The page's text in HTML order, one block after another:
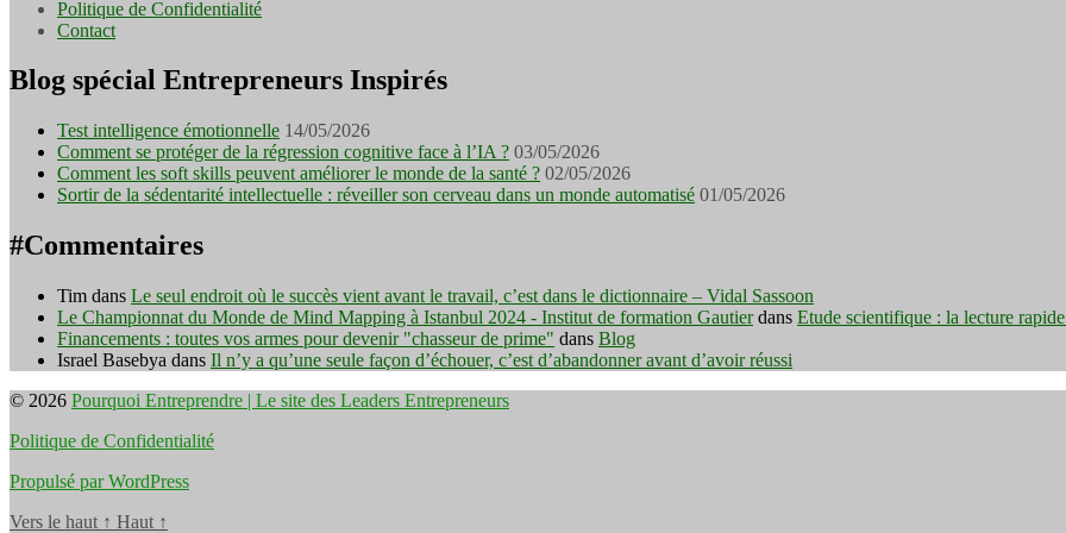
Politique de Confidentialité
Contact
Blog spécial Entrepreneurs Inspirés
Test intelligence émotionnelle 14/05/2026
Comment se protéger de la régression cognitive face à l’IA ? 03/05/2026
Comment les soft skills peuvent améliorer le monde de la santé ? 02/05/2026
Sortir de la sédentarité intellectuelle : réveiller son cerveau dans un monde automatisé 01/05/2026
#Commentaires
Tim dans Le seul endroit où le succès vient avant le travail, c’est dans le dictionnaire – Vidal Sassoon
Le Championnat du Monde de Mind Mapping à Istanbul 2024 - Institut de formation Gautierdans Etude scientifique : la lecture
Financements : toutes vos armes pour devenir "chasseur de prime" dans Blog
Israel Basebya dans Il n’y a qu’une seule façon d’échouer, c’est d’abandonner avant d’avoir réussi
© 2026 Pourquoi Entreprendre | Le site des Leaders Entrepreneurs
Politique de Confidentialité
Propulsé par WordPress
Vers le haut ↑ Haut ↑